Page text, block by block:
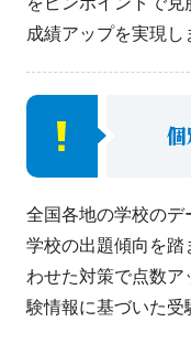
成績アップを実現し
全国各地の学校のデ
学校の出題傾向を踏
わせた対策で点数
験情報に基づいた受